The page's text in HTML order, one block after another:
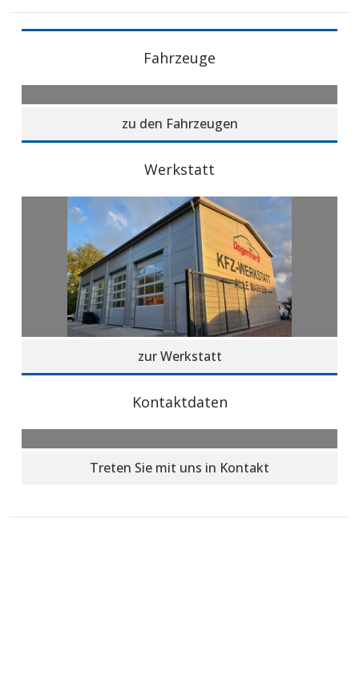
Fahrzeuge
zu den Fahrzeugen
Werkstatt
zur Werkstatt
Kontaktdaten
Treten Sie mit uns in Kontakt